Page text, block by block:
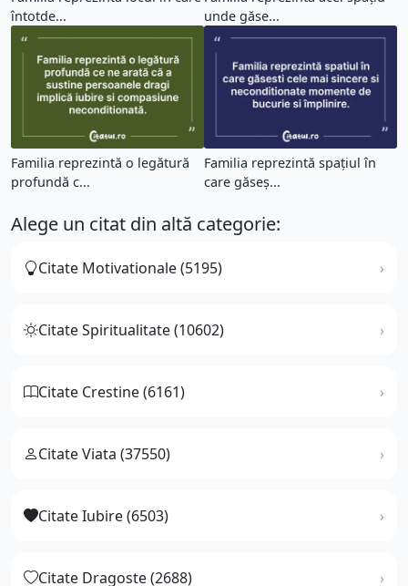
întotde...
unde găse...
Familia reprezintă o legătură
profundă c...
Familia reprezintă spațiul în
care găseș...
Alege un citat din altă categorie:
Citate Motivationale (5195)
Citate Spiritualitate (10602)
Citate Crestine (6161)
Citate Viata (37550)
Citate Iubire (6503)
Citate Dragoste (2688)